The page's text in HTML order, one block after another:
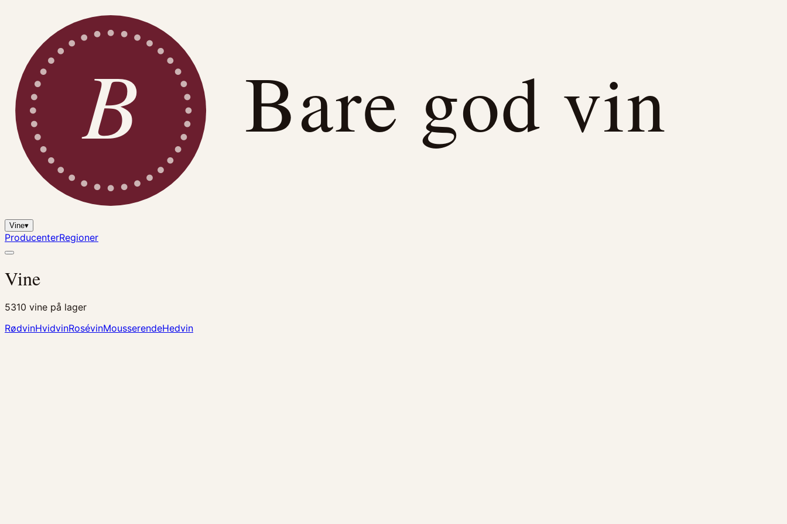
B Bare god vin
Vine▾
ProducenterRegioner
Vine
5310 vine på lager
RødvinHvidvinRosévinMousserendeHedvin